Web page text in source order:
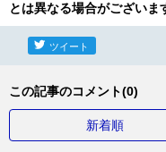
とは異なる場合がございま
ツイート
この記事のコメント(0)
新着順